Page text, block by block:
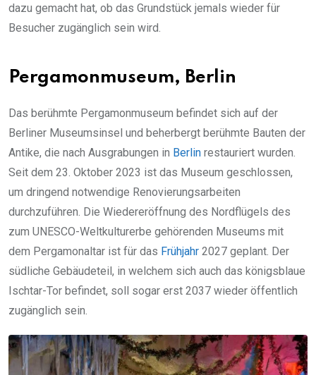
dazu gemacht hat, ob das Grundstück jemals wieder für
Besucher zugänglich sein wird.
Pergamonmuseum, Berlin
Das berühmte Pergamonmuseum befindet sich auf der
Berliner Museumsinsel und beherbergt berühmte Bauten der
Antike, die nach Ausgrabungen in Berlin restauriert wurden.
Seit dem 23. Oktober 2023 ist das Museum geschlossen,
um dringend notwendige Renovierungsarbeiten
durchzuführen. Die Wiedereröffnung des Nordflügels des
zum UNESCO-Weltkulturerbe gehörenden Museums mit
dem Pergamonaltar ist für das Frühjahr 2027 geplant. Der
südliche Gebäudeteil, in welchem sich auch das königsblaue
Ischtar-Tor befindet, soll sogar erst 2037 wieder öffentlich
zugänglich sein.